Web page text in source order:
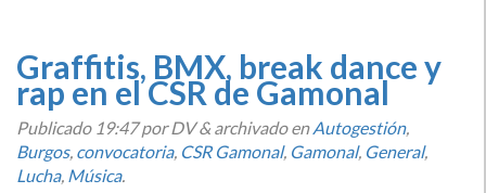
Graffitis, BMX, break dance y
rap en el CSR de Gamonal
Publicado 19:47por DV&archivado enAutogestión,
Burgos, convocatoria, CSR Gamonal, Gamonal, General,
Lucha, Música.